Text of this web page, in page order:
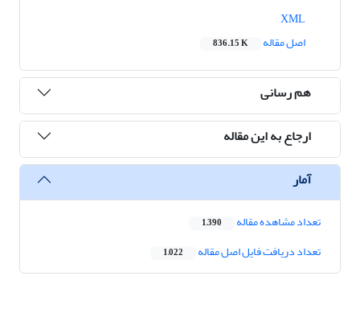
اصل مقاله
836.15 K
هم رسانی
ارجاع به این مقاله
آمار
تعداد مشاهده مقاله 1,390
تعداد دریافت فایل اصل مقاله 1,022